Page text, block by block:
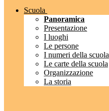
Scuola
Panoramica
Presentazione
I luoghi
Le persone
I numeri della scuola
Le carte della scuola
Organizzazione
La storia